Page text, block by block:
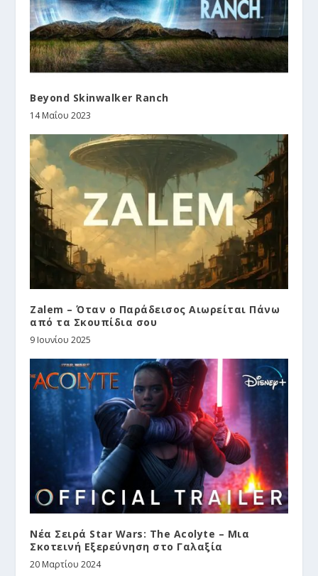
Beyond Skinwalker Ranch
14 Μαΐου 2023
Zalem – Όταν ο Παράδεισος Αιωρείται Πάνω
από τα Σκουπίδια σου
9 Ιουνίου 2025
Νέα Σειρά Star Wars: The Acolyte – Μια
Σκοτεινή Εξερεύνηση στο Γαλαξία
20 Μαρτίου 2024